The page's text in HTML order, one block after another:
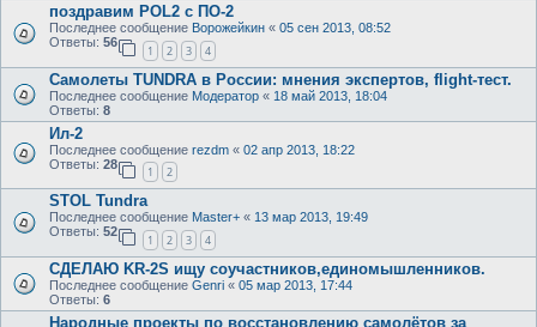
поздравим POL2 c ПО-2
Последнее сообщение Ворожейкин « 05 сен 2013, 08:52
Ответы: 56
1 2 3 4
Самолеты TUNDRA в России: мнения экспертов, flight-тест.
Последнее сообщение Модератор « 18 май 2013, 18:04
Ответы: 8
Ил-2
Последнее сообщение rezdm « 02 апр 2013, 18:22
Ответы: 28
1 2
STOL Tundra
Последнее сообщение Master+ « 13 мар 2013, 19:49
Ответы: 52
1 2 3 4
СДЕЛАЮ KR-2S ищу соучастников,единомышленников.
Последнее сообщение Genri « 05 мар 2013, 17:44
Ответы: 6
Народные проекты по восстановлению самолётов за